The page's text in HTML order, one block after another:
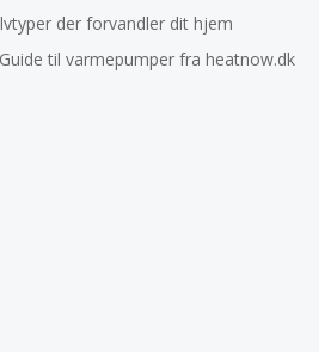
der forvandler dit hjem
til varmepumper fra heatnow.dk